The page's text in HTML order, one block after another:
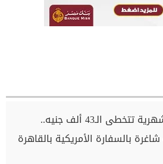
رواتب شهرية تتخطى الـ43 ألف جنيه..
بالسفارة الأمريكية بالقاهرة